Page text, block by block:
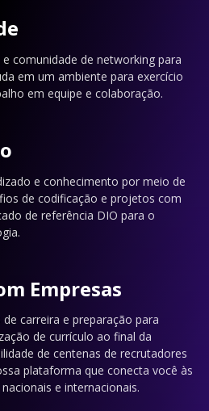
comunidade de networking para
em um ambiente para exercício
em equipe e colaboração.
e conhecimento por meio de
de codificação e projetos com
de referência DIO para o
Empresas
carreira e preparação para
de currículo ao final da
de centenas de recrutadores
plataforma que conecta você às
e internacionais.